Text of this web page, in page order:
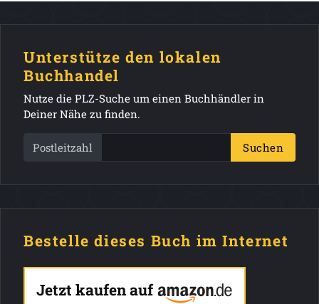
Unterstütze den lokalen
Buchhandel
Nutze die PLZ-Suche um einen Buchhändler in
Deiner Nähe zu finden.
Postleitzahl Suchen
Bestelle dieses Buch im Internet
Jetzt kaufen auf